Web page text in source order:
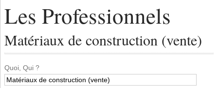
Les Professionnels
Matériaux de construction (vente)
Quoi, Qui ?